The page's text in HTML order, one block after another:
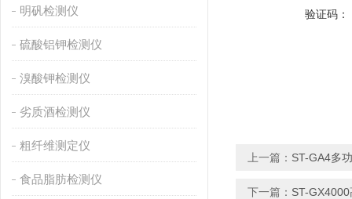
明矾检测仪
硫酸铝钾检测仪
溴酸钾检测仪
劣质酒检测仪
粗纤维测定仪
食品脂肪检测仪
验证码：
上一篇： ST-GA4多
下一篇： ST-